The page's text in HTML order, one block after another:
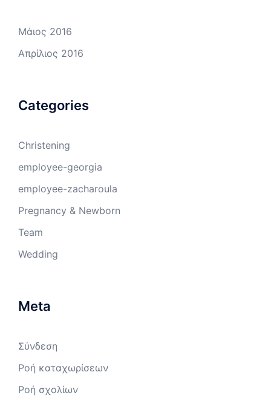
Μάιος 2016
Απρίλιος 2016
Categories
Christening
employee-georgia
employee-zacharoula
Pregnancy & Newborn
Team
Wedding
Meta
Σύνδεση
Ροή καταχωρίσεων
Ροή σχολίων